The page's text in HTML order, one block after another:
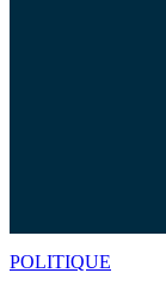
POLITIQUE